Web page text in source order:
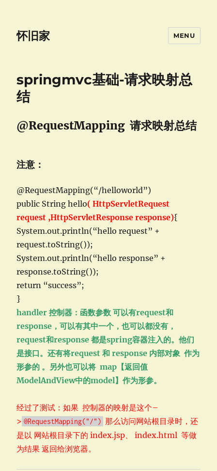
怀旧家 MENU
springmvc基础-请求映射总
结
@RequestMapping 请求映射总结
注意：
@RequestMapping(“/helloworld”)
public String hello( HttpServletRequest
request ,HttpServletResponse response){
System.out.println(“hello request” +
request.toString());
System.out.println(“hello response” +
response.toString());
return “success”;
}
handler 控制器：函数参数 可以有request和
response，可以有其中一个，也可以都没有，
request和response 都是spring容器注入的。他们
是接口。还有将request 和 response 内部对象 作为
形参的 。另外也可以将 map【返回值
ModelAndView中的model】作为形参。
经过了测试：如果 控制器的映射是这个–
> @RequestMapping("/") 那么访问网站根目录时，还
是以 网站根目录下的 index.jsp、 index.html 等做
为结果 返回给浏览器。